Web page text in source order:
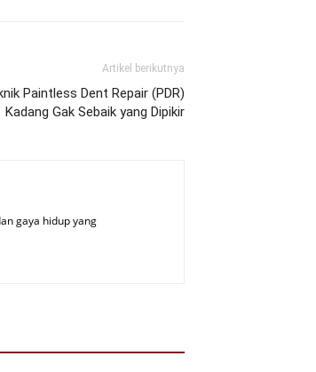
Artikel berikutnya
Paintless Dent Repair (PDR)
Kadang Gak Sebaik yang Dipikir
gaya hidup yang